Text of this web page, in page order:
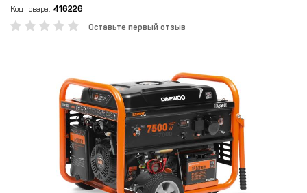
Код товара: 416226
Оставьте первый отзыв